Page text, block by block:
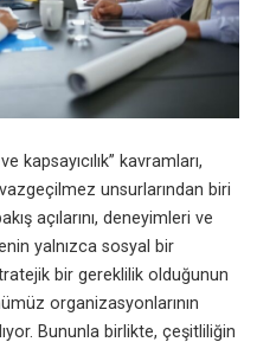
kapsayıcılık” kavramları,
unsurlarından biri
açılarını, deneyimleri ve
yalnızca sosyal bir
bir gereklilik olduğunun
organizasyonlarının
Bununla birlikte, çeşitliliğin